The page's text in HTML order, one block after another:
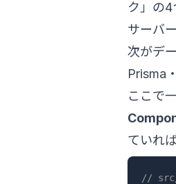
ク」の4
サーバ
次がデ
Prisma
ここで
ていれ
//